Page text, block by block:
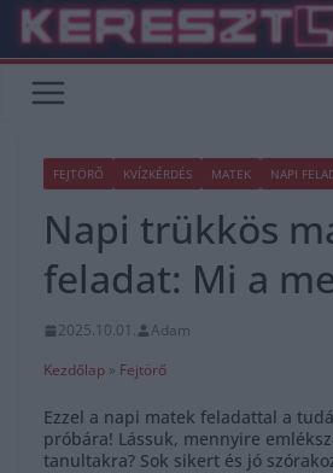
Skip
content
FEJTÖRŐ KVÍZKÉRDÉS MATEK NAPI
Napi trükkös
feladat: Mi a
2025.10.01.
Adam
Kezdőlap » Fejtörő
Ezzel a napi matek feladattal a
próbára! Lássuk, mennyire
tanultakra? Sok sikert és jó